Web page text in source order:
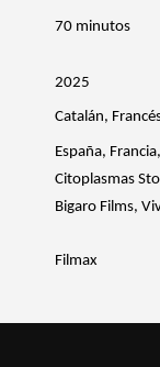
70 minutos
2025
Catalán,
España,
Citoplasmas
Bigaro Films,
Filmax